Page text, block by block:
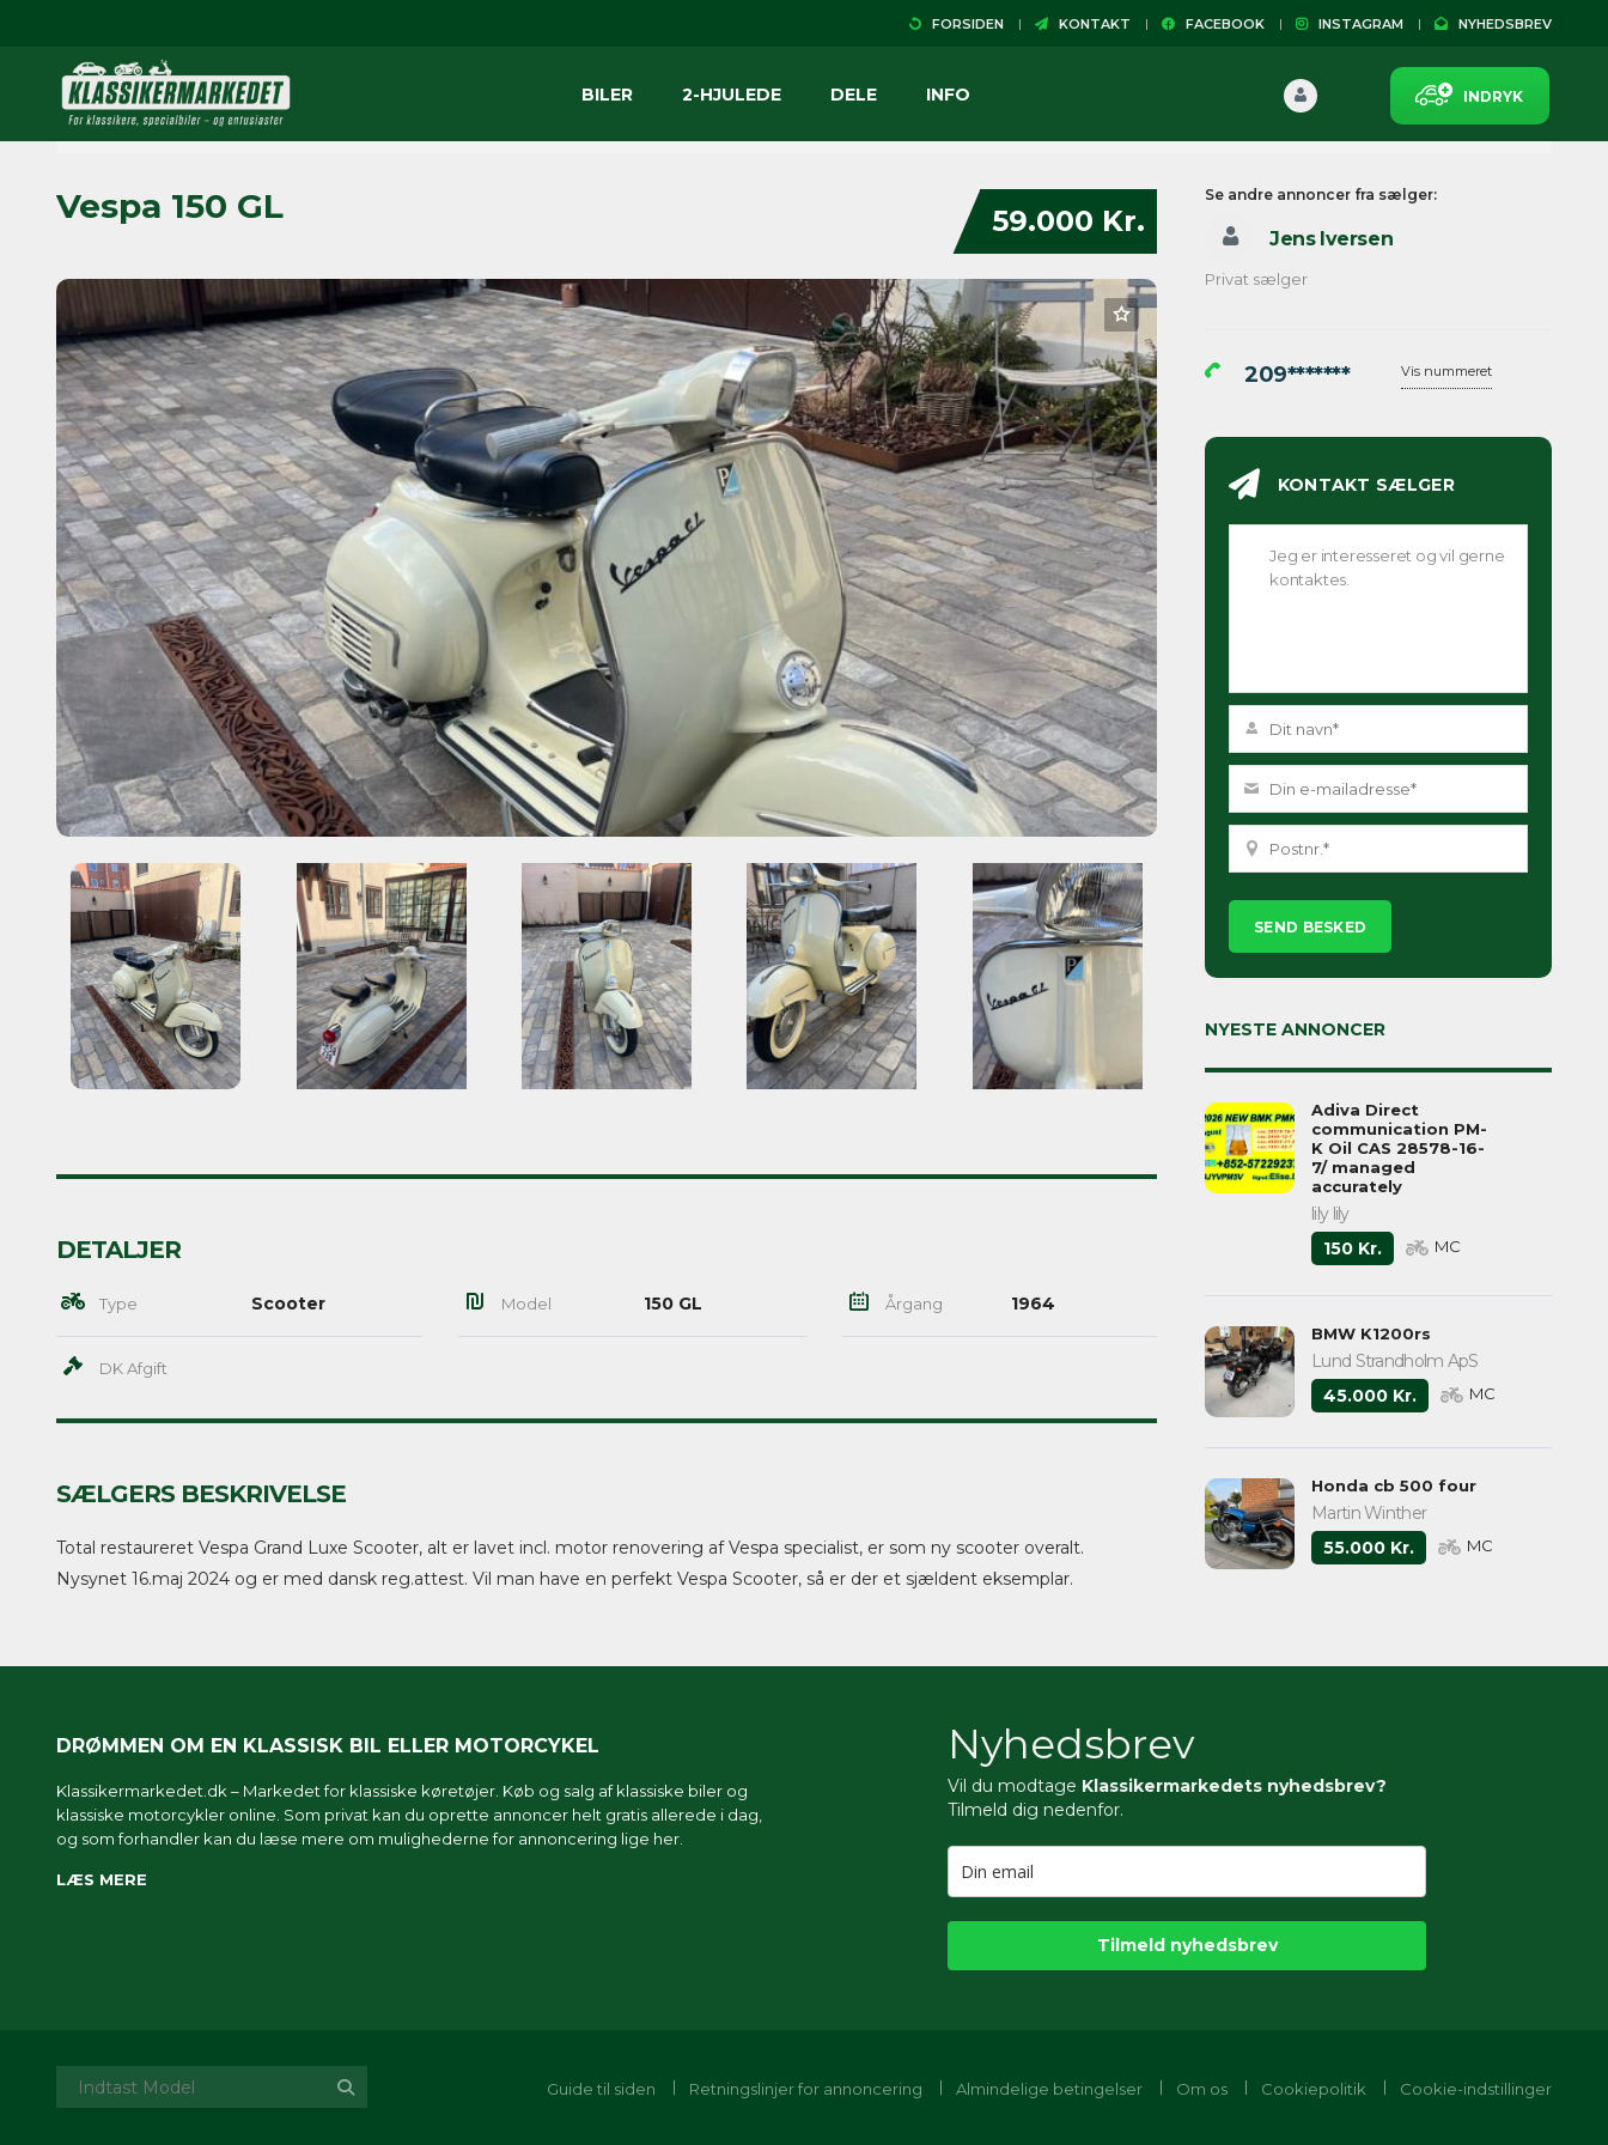
FORSIDEN KONTAKT FACEBOOK INSTAGRAM NYHEDSBREV
INDRYK
BILER 2-HJULEDE DELE INFO
59.000 Kr.
Vespa 150 GL
DETALJER
Type Scooter Model 150 GL Årgang 1964
DK Afgift
SÆLGERS BESKRIVELSE
Total restaureret Vespa Grand Luxe Scooter, alt er lavet incl. motor renovering af Vespa specialist, er som ny scooter overalt.
Nysynet 16.maj 2024 og er med dansk reg.attest. Vil man have en perfekt Vespa Scooter, så er der et sjældent eksemplar.
Se andre annoncer fra sælger:
Jens Iversen
Privat sælger
209******* Vis nummeret
KONTAKT SÆLGER
Please
leave
empty.
NYESTE ANNONCER
Adiva Direct
communication PM-
K Oil CAS 28578-16-
7/ managed
accurately
lily lily
150 Kr.
MC
BMW K1200rs
Lund Strandholm ApS
45.000 Kr.
MC
Honda cb 500 four
Martin Winther
55.000 Kr.
MC
DRØMMEN OM EN KLASSISK BIL ELLER MOTORCYKEL
Klassikermarkedet.dk – Markedet for klassiske køretøjer. Køb og salg af klassiske biler og
klassiske motorcykler online. Som privat kan du oprette annoncer helt gratis allerede i dag,
og som forhandler kan du læse mere om mulighederne for annoncering lige her.
LÆS MERE
Nyhedsbrev
Vil du modtage Klassikermarkedets nyhedsbrev?
Tilmeld dig nedenfor.
Tilmeld nyhedsbrev
Guide til siden Retningslinjer for annoncering Almindelige betingelser Om os Cookiepolitik Cookie-indstillinger